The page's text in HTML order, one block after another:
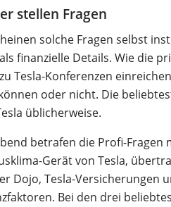
stellen Fragen
solche Fragen selbst
finanzielle Details. Wie die
Tesla-Konferenzen
oder nicht. Die
üblicherweise.
betrafen die Profi-
Gerät von Tesla,
Dojo, Tesla-Versicherungen
Bei den drei